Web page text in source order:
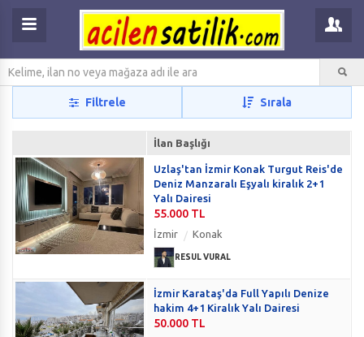
Filtrele Sırala
İlan Başlığı
Uzlaş'tan İzmir Konak Turgut Reis'de
Deniz Manzaralı Eşyalı kiralık 2+1
Yalı Dairesi
55.000 TL
İzmir Konak
RESUL VURAL
İzmir Karataş'da Full Yapılı Denize
hakim 4+1 Kiralık Yalı Dairesi
50.000 TL